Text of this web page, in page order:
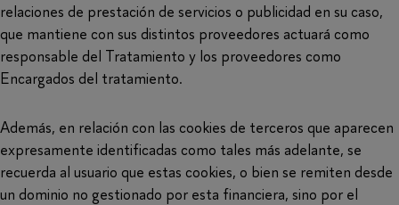
relaciones de prestación de servicios o publicidad en su caso,
que mantiene con sus distintos proveedores actuará como
responsable del Tratamiento y los proveedores como
Encargados del tratamiento.
Además, en relación con las cookies de terceros que aparecen
expresamente identificadas como tales más adelante, se
recuerda al usuario que estas cookies, o bien se remiten desde
un dominio no gestionado por esta financiera, sino por el